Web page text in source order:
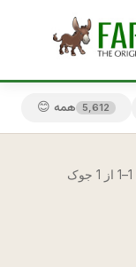
😊 همه 5,612